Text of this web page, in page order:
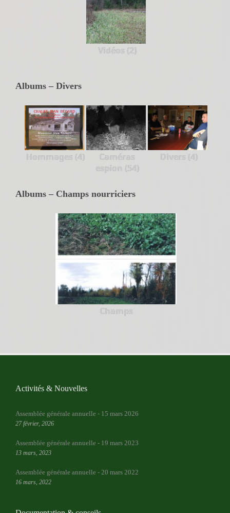
Vidéos (2)
Albums – Divers
Hommages (4)
Caméras
espion (54)
Divers (4)
Albums – Champs nourriciers
Champs
Activités & Nouvelles
Assemblée générale annuelle - 15 mars 2026
27 février, 2026
Assemblée générale annuelle - 19 mars 2023
13 mars, 2023
Assemblée générale annuelle - 20 mars 2022
16 mars, 2022